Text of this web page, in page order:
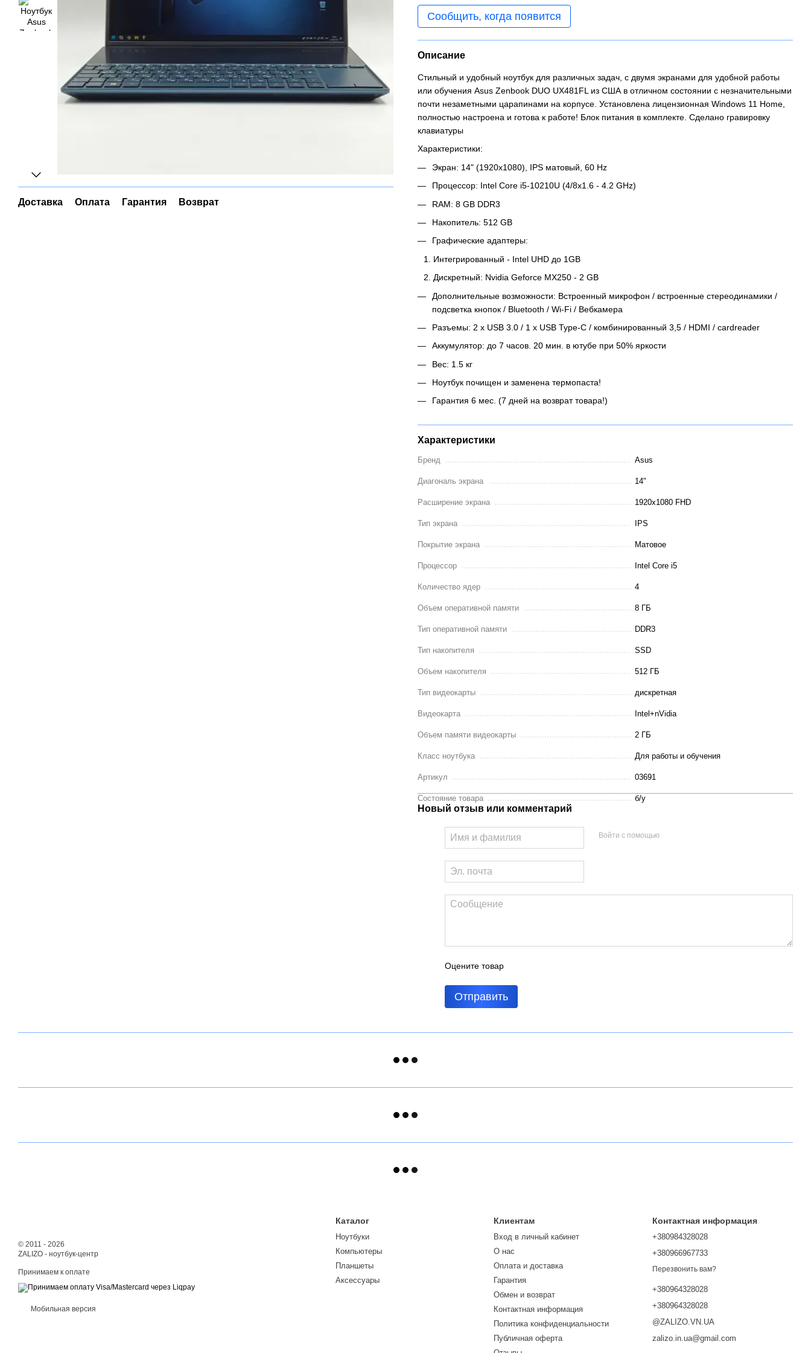
Доставка Оплата Гарантия Возврат
Сообщить, когда появится
Описание
Стильный и удобный ноутбук для различных задач, с двумя экранами для удобной работы
или обучения Asus Zenbook DUO UX481FL из США в отличном состоянии с незначительными
почти незаметными царапинами на корпусе. Установлена ​​лицензионная Windows 11 Home,
полностью настроена и готова к работе! Блок питания в комплекте. Сделано гравировку
клавиатуры
Характеристики:
Экран: 14" (1920x1080), IPS матовый, 60 Hz
Процессор: Intel Core i5-10210U (4/8x1.6 - 4.2 GHz)
RAM: 8 GB DDR3
Накопитель: 512 GB
Графические адаптеры:
Интегрированный - Intel UHD до 1GB
Дискретный: Nvidia Geforce MX250 - 2 GB
Дополнительные возможности: Встроенный микрофон / встроенные стереодинамики /
подсветка кнопок / Bluetooth / Wi-Fi / Вебкамера
Разъемы: 2 x USB 3.0 / 1 x USB Type-C / комбинированный 3,5 / HDMI / cardreader
Аккумулятор: до 7 часов. 20 мин. в ютубе при 50% яркости
Вес: 1.5 кг
Ноутбук почищен и заменена термопаста!
Гарантия 6 мес. (7 дней на возврат товара!)
Характеристики
Бренд Asus
Диагональ экрана 14"
Расширение экрана 1920x1080 FHD
Тип экрана IPS
Покрытие экрана Матовое
Процессор Intel Core i5
Количество ядер 4
Объем оперативной памяти 8 ГБ
Тип оперативной памяти DDR3
Тип накопителя SSD
Объем накопителя 512 ГБ
Тип видеокарты дискретная
Видеокарта Intel+nVidia
Объем памяти видеокарты 2 ГБ
Класс ноутбука Для работы и обучения
Артикул 03691
Состояние товара б/у
Новый отзыв или комментарий
Войти с помощью
Оцените товар
Отправить
© 2011 - 2026
ZALIZO - ноутбук-центр
Принимаем к оплате
Мобильная версия
Каталог
Ноутбуки
Компьютеры
Планшеты
Аксессуары
Клиентам
Вход в личный кабинет
О нас
Оплата и доставка
Гарантия
Обмен и возврат
Контактная информация
Политика конфиденциальности
Публичная оферта
Контактная информация
+380984328028
+380966967733
Перезвонить вам?
+380964328028
+380964328028
@ZALIZO.VN.UA
zalizo.in.ua@gmail.com